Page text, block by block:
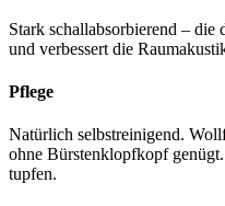
Stark schallabsorbierend –
und verbessert die
Pflege
Natürlich selbstreinigend.
ohne Bürstenklopfkopf
tupfen.